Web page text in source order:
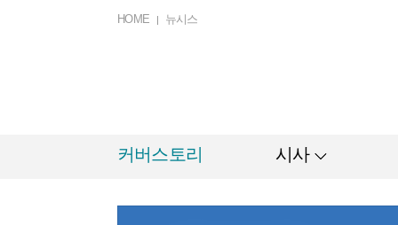
HOME 뉴시스
커버스토리 시사